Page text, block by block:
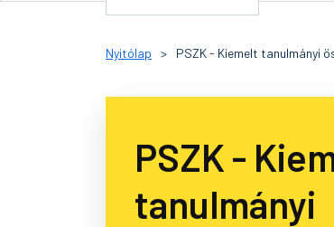
Nyitólap > PSZK - Kiemelt tanulmányi
PSZK -
tanulmányi